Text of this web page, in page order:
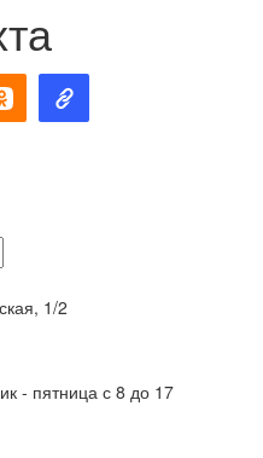
1/2
- пятница с 8 до 17